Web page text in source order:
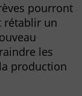
pourront
rétablir un
les
production